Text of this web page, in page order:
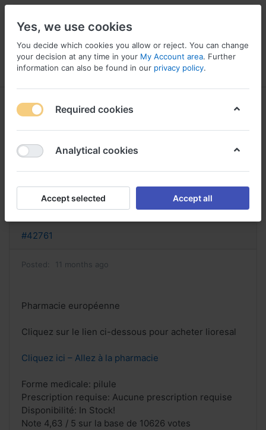
Menu Log in Compare Wishlist
lioresal achat en ligne commander
liorésal
Reply
#42761
Posted: 11 months ago
Pharmacie européenne
Cliquez sur le lien ci-dessous pour acheter lioresal
Cliquez ici – Allez à la pharmacie
Forme medicale: pilule
Prescription requise: Aucune prescription requise
Disponibilité: In Stock!
Note 4,63 / 5 sur la base de 10626 votes
Yes, we use cookies
You decide which cookies you allow or reject. You can change
your decision at any time in your My Account area. Further
information can also be found in our privacy policy.
Required cookies
Analytical cookies
Accept selected Accept all